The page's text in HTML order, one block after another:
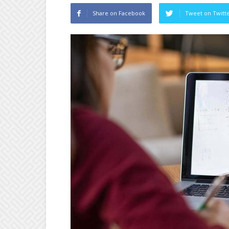
Share on Facebook Tweet on